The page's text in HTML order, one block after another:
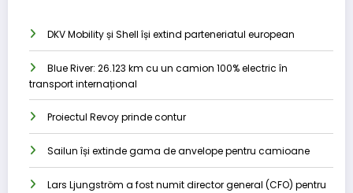
DKV Mobility și Shell își extind parteneriatul european
Blue River: 26.123 km cu un camion 100% electric în
transport internațional
Proiectul Revoy prinde contur
Sailun își extinde gama de anvelope pentru camioane
Lars Ljungström a fost numit director general (CFO) pentru